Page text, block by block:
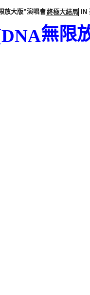
付款後7-11
每筆NT$65
放大版”演唱會終極大結局 IN
無限